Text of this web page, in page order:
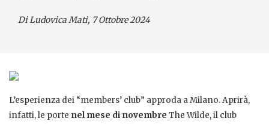
Di Ludovica Mati, 7 Ottobre 2024
L’esperienza dei “members’ club” approda a Milano. Aprirà,
infatti, le porte nel mese di novembre The Wilde, il club